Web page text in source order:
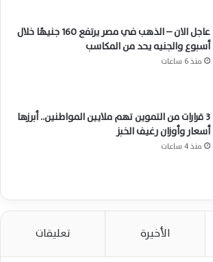
عاجل الان – الذهب في مصر يرتفع 160 جنيهًا خلال
أسبوع والجنيه يحد من المكاسب
منذ 6 ساعات
3 قرارات من التموين تهم ملايين المواطنين.. أبرزها
أسعار وأوزان رغيف الخبز
منذ 4 ساعات
الأخيرة تعليقات